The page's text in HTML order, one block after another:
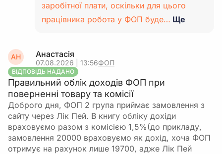
заробітної плати, оскільки для цього
працівника робота у ФОП буде… Ще
АН Анастасія
07.08.2026 | 13:56ФОП
ВІДПОВІДЬ НАДАНО
Правильний облік доходів ФОП при
поверненні товару та комісії
Доброго дня, ФОП 2 група приймає замовлення з
сайту через Лік Пей. В книгу обліку дохіди
враховуємо разом з комісією 1,5%(до прикладу,
замовлення 20000 враховуємо як дохід, хоча ФОП
отримує на рахунок лише 19700, адже Лік Пей